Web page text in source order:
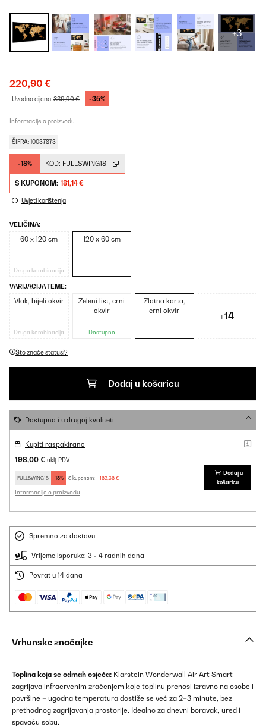
+3
220,90 €
Uvodna cijena:339,90 € -35%
Informacije o proizvodu
ŠIFRA: 10037873
-18% KOD: FULLSWING18
S KUPONOM: 181,14 €
Uvjeti korištenja
VELIČINA:
60 x 120 cm
Druga kombinacija
120 x 60 cm
VARIJACIJA TEME:
Vlak, bijeli okvir
Druga kombinacija
Zeleni list, crni
okvir
Dostupno
Zlatna karta,
crni okvir
+14
Što znače statusi?
Dodaj u košaricu
Dostupno i u drugoj kvaliteti
Kupiti raspakirano
198,00 € uklj. PDV
FULLSWING18 -18% S kuponom: 162,36 €
Informacije o proizvodu
Dodaj u
košaricu
Spremno za dostavu
Vrijeme isporuke: 3 - 4 radnih dana
Povrat u 14 dana
Vrhunske značajke
Toplina koja se odmah osjeća: Klarstein Wonderwall Air Art Smart
zagrijava infracrvenim zračenjem koje toplinu prenosi izravno na osobe i
površine – ugodna temperatura dostiže se već za 2–3 minute, bez
prethodnog zagrijavanja prostorije. Idealno za dnevni boravak, ured i
spavaću sobu.